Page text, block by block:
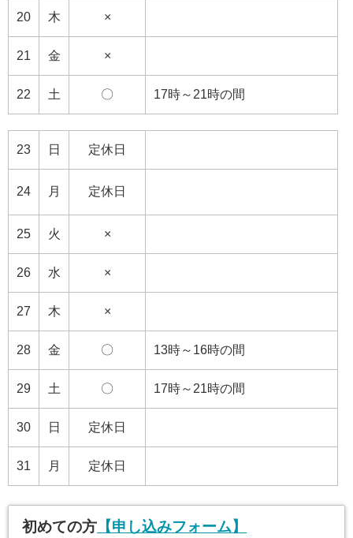
20 木 ×
21 金 ×
22 土 〇 17時～21時の間
23 日 定休日
24 月 定休日
25 火 ×
26 水 ×
27 木 ×
28 金 〇 13時～16時の間
29 土 〇 17時～21時の間
30 日 定休日
31 月 定休日
初めての方 【申し込みフォーム】